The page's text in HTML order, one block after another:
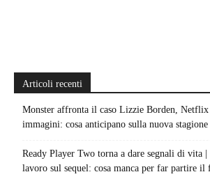
Articoli recenti
Monster affronta il caso Lizzie Borden, Netflix
immagini: cosa anticipano sulla nuova stagione
Ready Player Two torna a dare segnali di vita
lavoro sul sequel: cosa manca per far partire il